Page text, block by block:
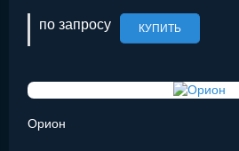
по запросу КУПИТЬ
Орион